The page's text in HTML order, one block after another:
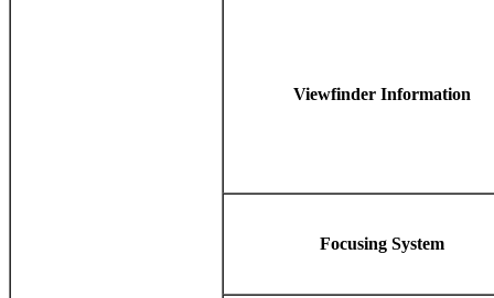
Viewfinder Information
Focusing System